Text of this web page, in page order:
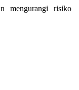
mengurangi risiko